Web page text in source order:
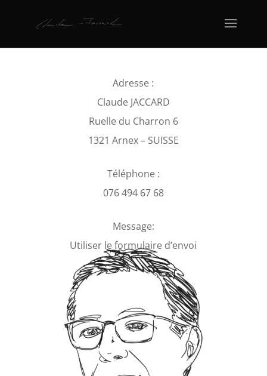
Adresse :
Claude JACCARD
Ruelle du Charron 6
1321 Arnex – SUISSE
Téléphone :
076 494 67 68
Message:
Utiliser le formulaire d’envoi